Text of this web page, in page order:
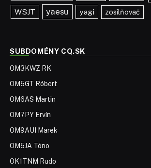
WSJT yaesu yagi zosilňovač
SUBDOMÉNY CQ.SK
OM3KWZ RK
OM5GT Róbert
OM6AS Martin
OM7PY Ervín
OM9AUI Marek
OM5JA Tóno
OK1TNM Rudo